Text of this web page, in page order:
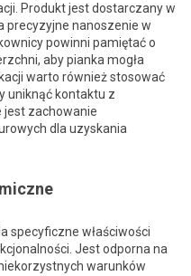
Produkt jest dostarczany w
precyzyjne nanoszenie w
powinni pamiętać o
aby pianka mogła
warto również stosować
uniknąć kontaktu z
jest zachowanie
dla uzyskania
specyficzne właściwości
Jest odporna na
warunków